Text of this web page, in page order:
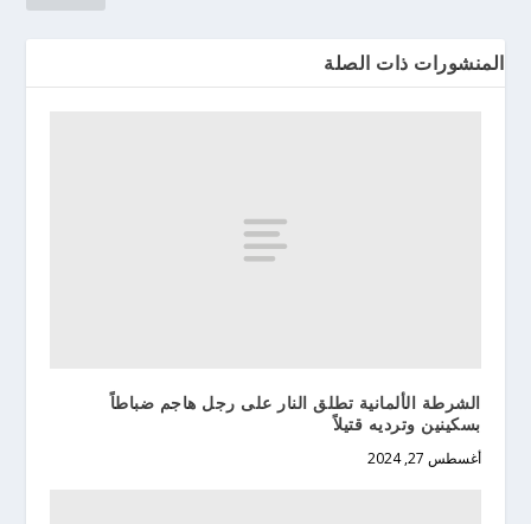
المنشورات ذات الصلة
الشرطة الألمانية تطلق النار على رجل هاجم ضباطاً
بسكينين وترديه قتيلاً
أغسطس 27, 2024